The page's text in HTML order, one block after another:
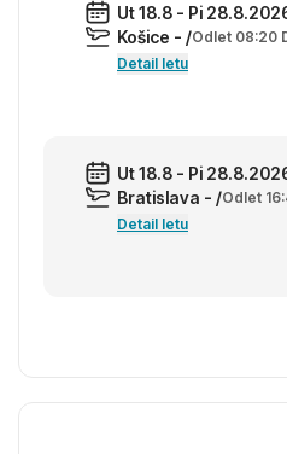
Ut 18.8 - Pi
Košice - /Odlet 08:20
Detail letu
Ut 18.8 - Pi
Bratislava - /Odlet
Detail letu